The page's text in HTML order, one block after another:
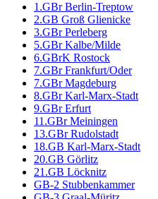
1.GBr Berlin-Treptow
2.GB Groß Glienicke
3.GBr Perleberg
5.GBr Kalbe/Milde
6.GBrK Rostock
7.GBr Frankfurt/Oder
7.GBr Magdeburg
8.GBr Karl-Marx-Stadt
9.GBr Erfurt
11.GBr Meiningen
13.GBr Rudolstadt
18.GB Karl-Marx-Stadt
20.GB Görlitz
21.GB Löcknitz
GB-2 Stubbenkammer